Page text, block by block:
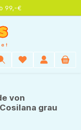
99,-€
von
grau